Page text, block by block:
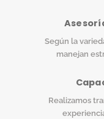
Según la
manejan
Realizamos